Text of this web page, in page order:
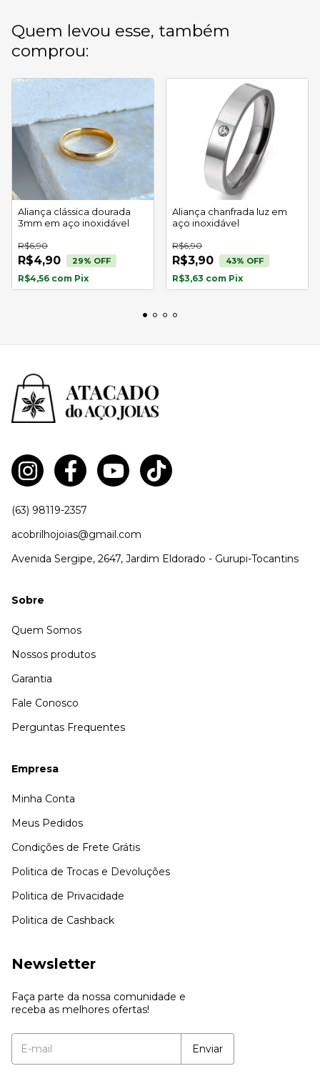
Quem levou esse, também
comprou:
Aliança clássica dourada
3mm em aço inoxidável
R$4,90
R$6,90
29% OFF
R$4,56 com Pix
Aliança chanfrada luz em
aço inoxidável
R$3,90
R$6,90
43% OFF
R$3,63 com Pix
(63) 98119-2357
acobrilhojoias@gmail.com
Avenida Sergipe, 2647, Jardim Eldorado - Gurupi-Tocantins
Sobre
Quem Somos
Nossos produtos
Garantia
Fale Conosco
Perguntas Frequentes
Empresa
Minha Conta
Meus Pedidos
Condições de Frete Grátis
Politica de Trocas e Devoluções
Politica de Privacidade
Politica de Cashback
Newsletter
Faça parte da nossa comunidade e
receba as melhores ofertas!